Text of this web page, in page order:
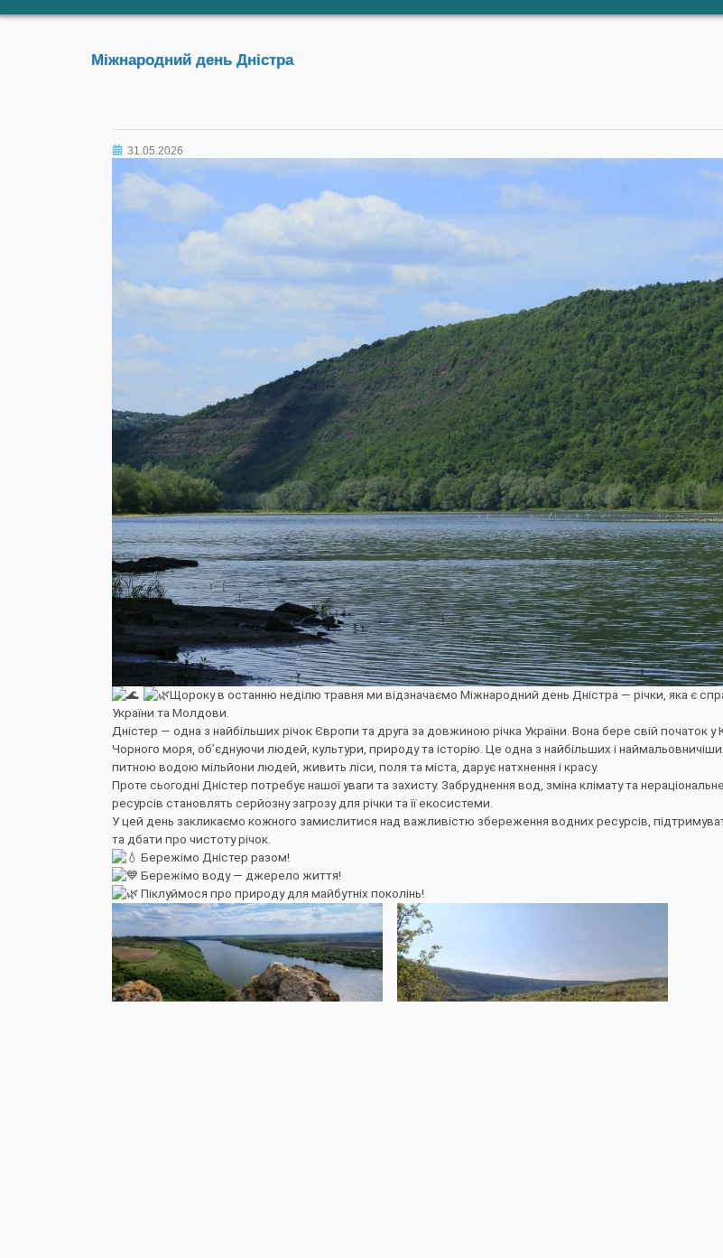
Міжнародний день Дністра
31.05.2026
Щороку в останню неділю травня ми відзначаємо Міжнародний день Дністра — річки, яка є
України та Молдови.
Дністер — одна з найбільших річок Європи та друга за довжиною річка України. Вона бере свій початок у
Чорного моря, об’єднуючи людей, культури, природу та історію. Це одна з найбільших і
питною водою мільйони людей, живить ліси, поля та міста, дарує натхнення і красу.
Проте сьогодні Дністер потребує нашої уваги та захисту. Забруднення вод, зміна клімату та
ресурсів становлять серйозну загрозу для річки та її екосистеми.
У цей день закликаємо кожного замислитися над важливістю збереження водних ресурсів,
та дбати про чистоту річок.
Бережімо Дністер разом!
Бережімо воду — джерело життя!
Піклуймося про природу для майбутніх поколінь!